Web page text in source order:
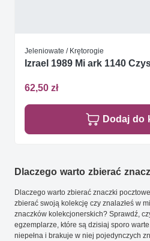
Jeleniowate / Krętorogie
Izrael 1989 Mi ark 1140
62,50 zł
Dodaj do
Dlaczego warto zbierać
Dlaczego warto zbierać znaczki
zbierać swoją kolekcję czy znalazłeś w
znaczków kolekcjonerskich? Sprawdź,
egzemplarze, które są dzisiaj sporo
niepełna i brakuje w niej pojedynczych